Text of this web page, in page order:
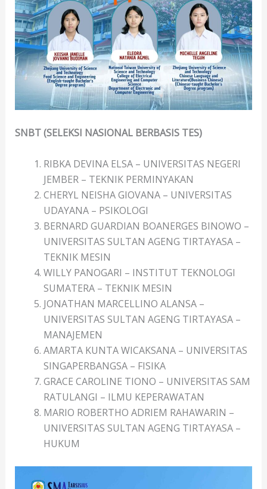
SNBT (SELEKSI NASIONAL BERBASIS TES)
RIBKA DEVINA ELSA – UNIVERSITAS NEGERI
JEMBER – TEKNIK PERMINYAKAN
CHERYL NEISHA GIOVANA – UNIVERSITAS
UDAYANA – PSIKOLOGI
BERNARD GUARDIAN BOANERGES BINOWO –
UNIVERSITAS SULTAN AGENG TIRTAYASA –
TEKNIK MESIN
WILLY PANOGARI – INSTITUT TEKNOLOGI
SUMATERA – TEKNIK MESIN
JONATHAN MARCELLINO ALANSA –
UNIVERSITAS SULTAN AGENG TIRTAYASA –
MANAJEMEN
AMARTA KUNTA WICAKSANA – UNIVERSITAS
SINGAPERBANGSA – FISIKA
GRACE CAROLINE TIONO – UNIVERSITAS SAM
RATULANGI – ILMU KEPERAWATAN
MARIO ROBERTHO ADRIEM RAHAWARIN –
UNIVERSITAS SULTAN AGENG TIRTAYASA –
HUKUM